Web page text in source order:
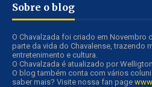
Sobre o blog
O Chavalzada foi criado em Novembro
parte da vida do Chavalense, trazendo
entretenimento e cultura.
O Chavalzada é atualizado por
O blog também conta com vários
saber mais? Visite nossa fan page